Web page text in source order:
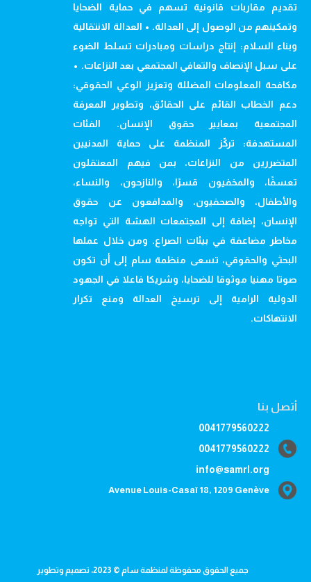
تقديم مقاربات قانونية تسهم في حماية الضحايا
وتمكينهم من الوصول إلى العدالة. • العدالة الانتقالية
وبناء السلام: إنتاج دراسات ومبادرات تسلط الضوء
على سبل الإنصاف والتعافي المجتمعي بعد النزاعات. •
مكافحة المعلومات المضللة وتعزيز الوعي الحقوقي:
دعم الخطاب القائم على الحقائق، وتطوير المعرفة
المجتمعية بمعايير حقوق الإنسان. الفئات
المستهدفة: تركّز المنظمة على حماية المدنيين
المتضررين من النزاعات، بمن فيهم المعتقلون
تعسفًا، والمخفيون قسرًا، والنازحون، والنساء،
والأطفال، والصحفيون، والمدافعون عن حقوق
الإنسان، إضافة إلى المجتمعات الهشة التي تواجه
مخاطر مضاعفة في بيئات الصراع. ومن خلال عملها
البحثي والحقوقي، تسعى منظمة سام إلى أن تكون
صوتا مهنيا موثوقا للضحايا، وشريكا فاعلا في الجهود
الدولية الرامية إلى ترسيخ العدالة ومنع تكرار
الانتهاكات.
أتصل بنا
0041779560222
0041779560222
info@samrl.org
Avenue Louis-Casaï 18, 1209 Genève
جميع الحقوق محفوظة لمنظمة سام © 2023، تصميم وتطوير